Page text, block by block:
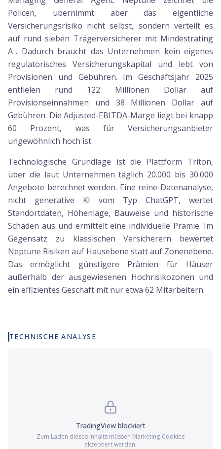
Policen, übernimmt aber das eigentliche
Versicherungsrisiko nicht selbst, sondern verteilt es
auf rund sieben Trägerversicherer mit Mindestrating
A-. Dadurch braucht das Unternehmen kein eigenes
regulatorisches Versicherungskapital und lebt von
Provisionen und Gebühren. Im Geschäftsjahr 2025
entfielen rund 122 Millionen Dollar auf
Provisionseinnahmen und 38 Millionen Dollar auf
Gebühren. Die Adjusted-EBITDA-Marge liegt bei knapp
60 Prozent, was für Versicherungsanbieter
ungewöhnlich hoch ist.
Technologische Grundlage ist die Plattform Triton,
über die laut Unternehmen täglich 20.000 bis 30.000
Angebote berechnet werden. Eine reine Datenanalyse,
nicht generative KI vom Typ ChatGPT, wertet
Standortdaten, Höhenlage, Bauweise und historische
Schäden aus und ermittelt eine individuelle Prämie. Im
Gegensatz zu klassischen Versicherern bewertet
Neptune Risiken auf Hausebene statt auf Zonenebene.
Das ermöglicht günstigere Prämien für Häuser
außerhalb der ausgewiesenen Hochrisikozonen und
ein effizientes Geschäft mit nur etwa 62 Mitarbeitern.
TECHNISCHE ANALYSE
TradingViewblockiert
Zum Laden dieses Inhalts müssen Marketing-Cookies
akzeptiert werden.